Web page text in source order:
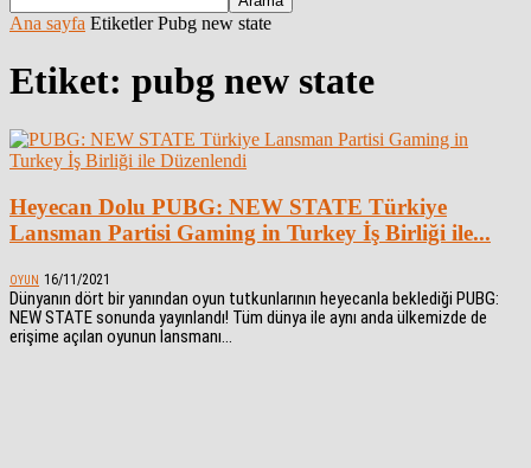
Ana sayfa Etiketler Pubg new state
Etiket: pubg new state
Heyecan Dolu PUBG: NEW STATE Türkiye
Lansman Partisi Gaming in Turkey İş Birliği ile...
OYUN 16/11/2021
Dünyanın dört bir yanından oyun tutkunlarının heyecanla beklediği PUBG:
NEW STATE sonunda yayınlandı! Tüm dünya ile aynı anda ülkemizde de
erişime açılan oyunun lansmanı...